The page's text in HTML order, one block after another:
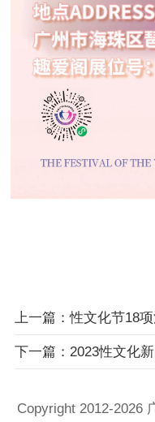
Copyright 2012-2026